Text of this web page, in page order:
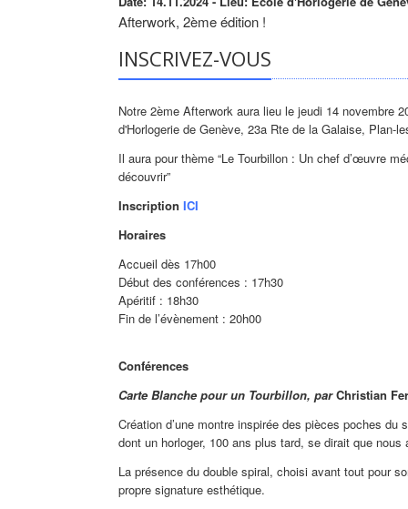
Afterwork, 2ème édition !
INSCRIVEZ-VOUS
Notre 2ème Afterwork aura lieu le jeudi 14 novembre
d'Horlogerie de Genève, 23a Rte de la Galaise, Plan-
Il aura pour thème “Le Tourbillon : Un chef d’œuvre
découvrir”
Inscription ICI
Horaires
Accueil dès 17h00
Début des conférences : 17h30
Apéritif : 18h30
Fin de l’évènement : 20h00
Conférences
Carte Blanche pour un Tourbillon, parChristian
Création d’une montre inspirée des pièces poches
dont un horloger, 100 ans plus tard, se dirait que
La présence du double spiral, choisi avant tout pour
propre signature esthétique.